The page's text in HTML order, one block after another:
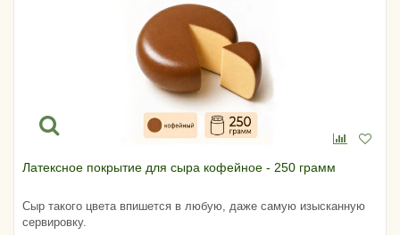
Латексное покрытие для сыра кофейное - 250 грамм
Сыр такого цвета впишется в любую, даже самую изысканную
сервировку.